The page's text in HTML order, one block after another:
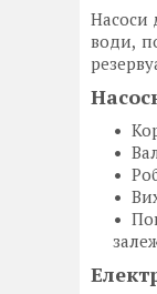
Насоси
води,